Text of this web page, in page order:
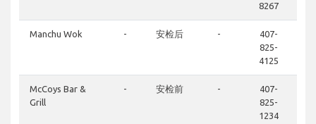
8267
Manchu Wok - 安检后 -
407-
825-
4125
McCoys Bar &
Grill
- 安检前 -
407-
825-
1234